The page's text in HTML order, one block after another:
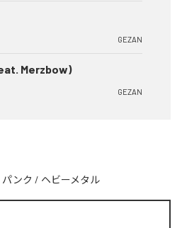
GEZAN
Merzbow)
GEZAN
パンク / ヘビーメタル